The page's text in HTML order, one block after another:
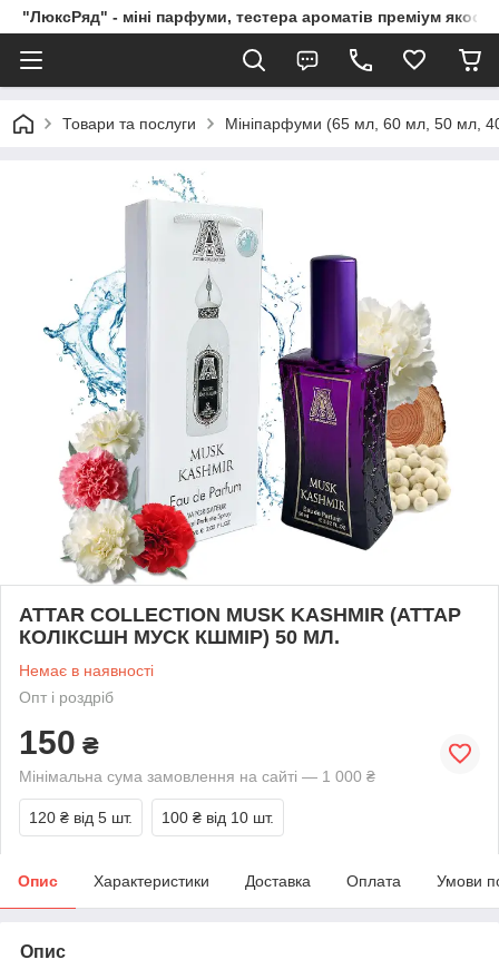
"ЛюксРяд" - міні парфуми, тестера ароматів преміум
Товари та послуги Мініпарфуми (65 мл, 60 мл, 50 мл,
ATTAR COLLECTION MUSK KASHMIR (АТТАР
КОЛІКСШН МУСК КШМІР) 50 МЛ.
Немає в наявності
Опт і роздріб
150 ₴
Мінімальна сума замовлення на сайті — 1 000 ₴
120 ₴ від 5 шт. 100 ₴ від 10 шт.
Опис Характеристики Доставка Оплата Умови
Опис